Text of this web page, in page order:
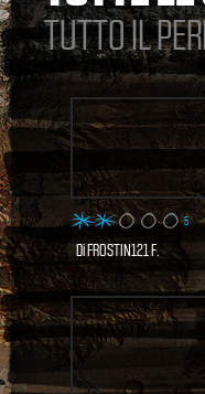
TUTTO IL
10 VISITE
SCOPRI E
ORA
5
DiFROSTIN121 F.